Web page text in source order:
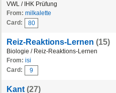
VWL / IHK Prüfung
From: milkalette
Card:
80
Reiz-Reaktions-Lernen (15)
Biologie / Reiz-Reaktions-Lernen
From: isi
Card:
9
Kant (27)